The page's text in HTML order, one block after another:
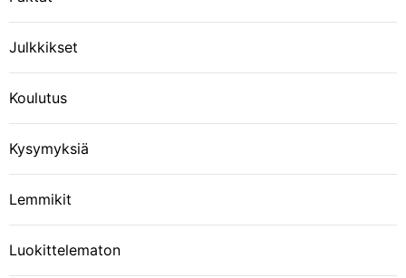
n
s
e
l
a
Julkkikset
Koulutus
Kysymyksiä
Lemmikit
Luokittelematon